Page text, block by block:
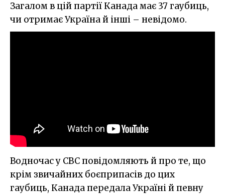
Загалом в цій партії Канада має 37 гаубиць,
чи отримає Україна й інші – невідомо.
Водночас у CBC повідомляють й про те, що
крім звичайних боєприпасів до цих
гаубиць, Канада передала Україні й певну